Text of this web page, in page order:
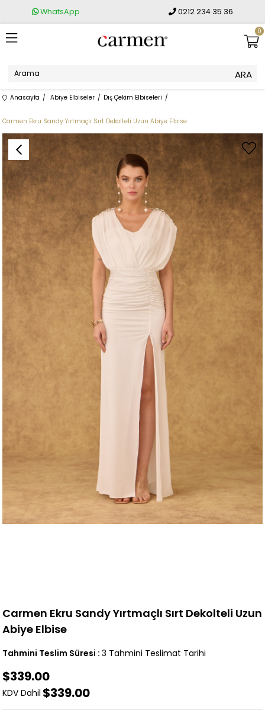
WhatsApp 0212 234 35 36
0
Anasayfa Abiye Elbiseler Dış Çekim Elbiseleri
Carmen Ekru Sandy Yırtmaçlı Sırt Dekolteli Uzun Abiye Elbise
Carmen Ekru Sandy Yırtmaçlı Sırt Dekolteli Uzun
Abiye Elbise
Tahmini Teslim Süresi : 3 Tahmini Teslimat Tarihi
$339.00
KDV Dahil $339.00